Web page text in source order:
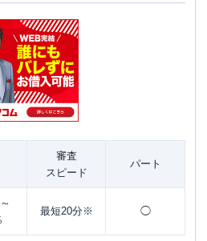
審査
スピード
パート
最短20分※ ◯